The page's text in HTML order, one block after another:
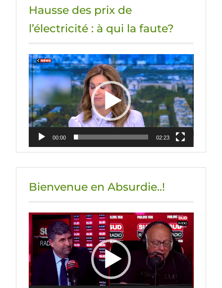
Hausse des prix de
l’électricité : à qui la faute?
Lecteur
vidéo
00:00 02:23
Bienvenue en Absurdie..!
Lecteur
vidéo